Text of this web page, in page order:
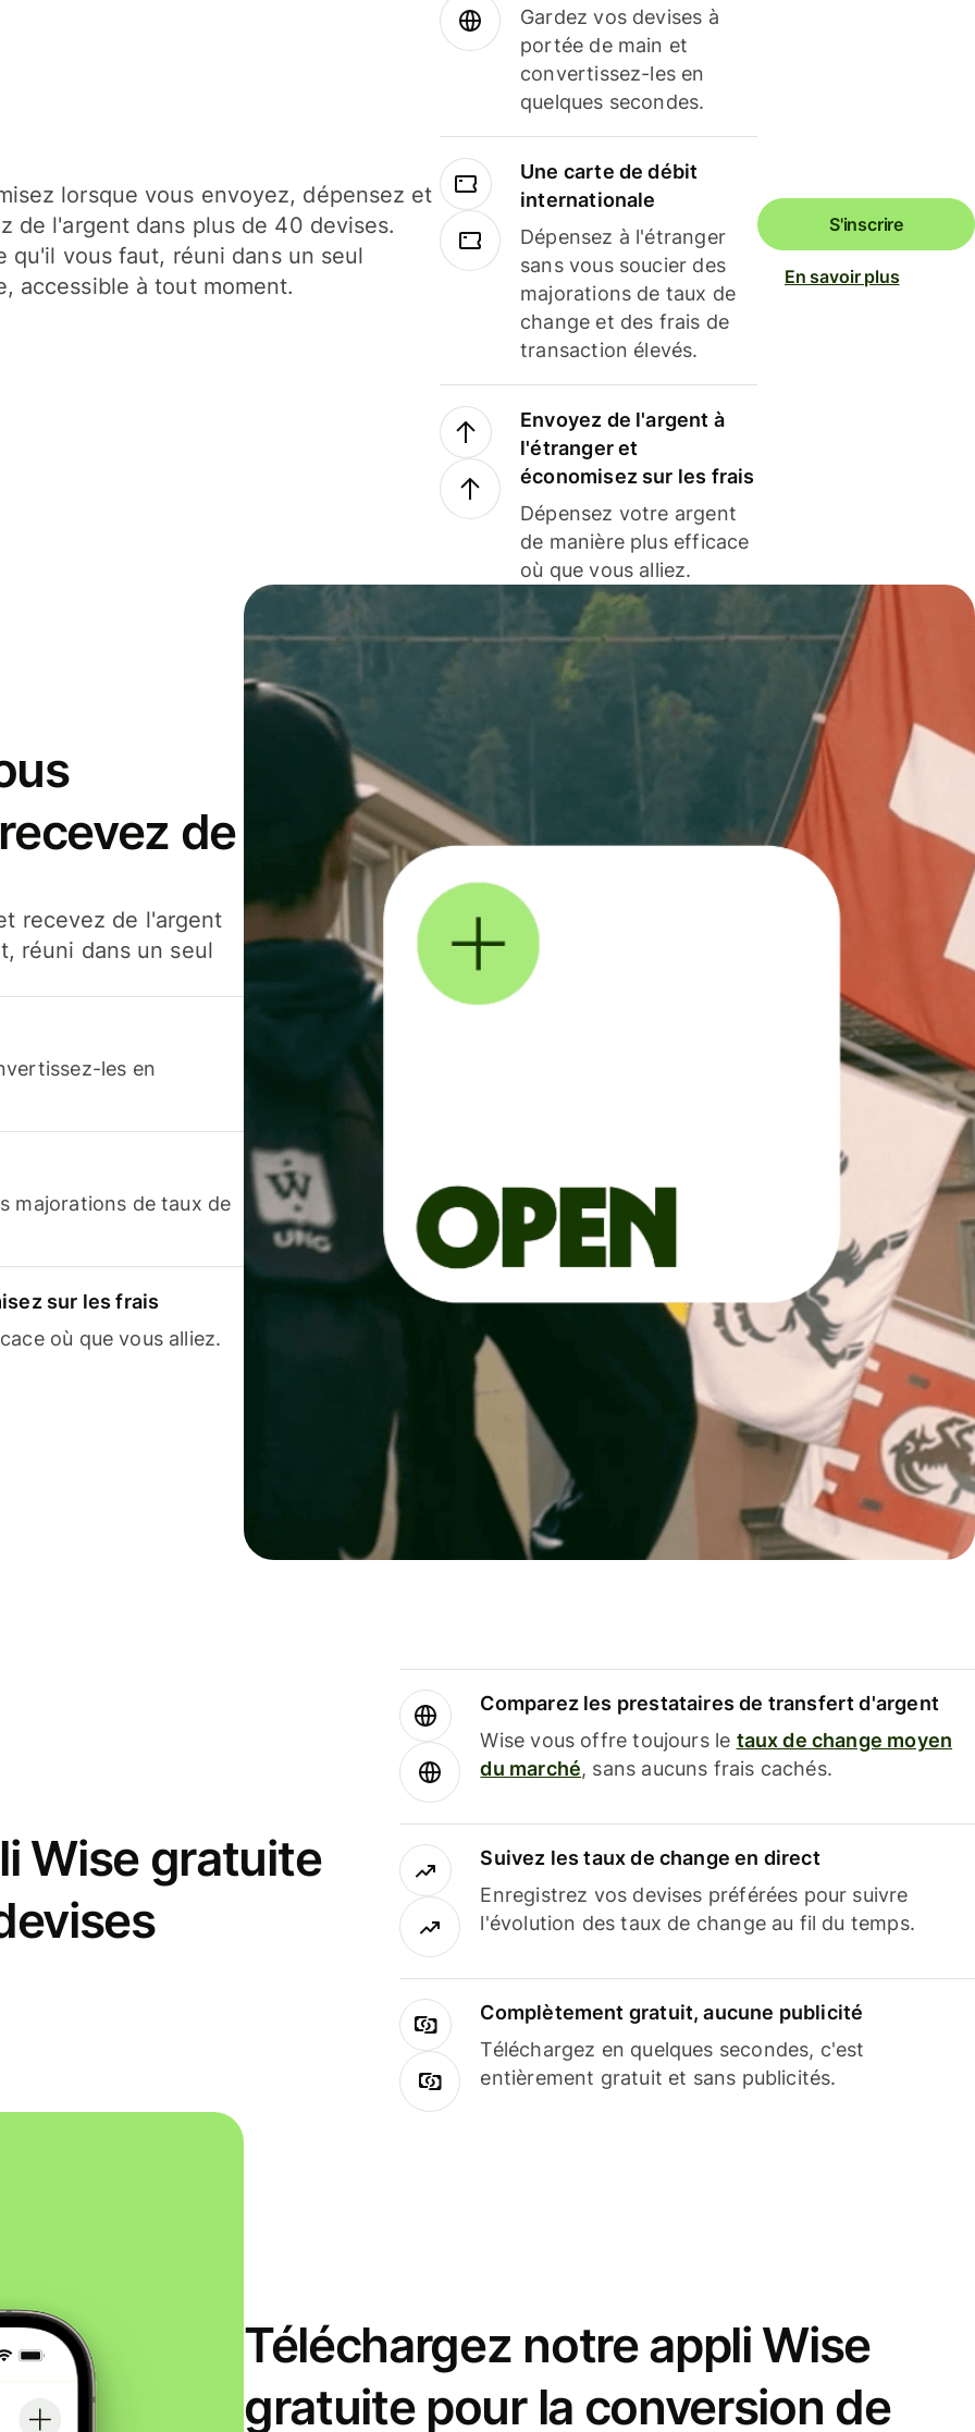
lorsque vous envoyez, dépensez et
de l'argent dans plus de 40 devises.
qu'il vous faut, réuni dans un seul
accessible à tout moment.
Gardez vos devises à
portée de main et
convertissez-les en
quelques secondes.
Une carte de débit
internationale
Dépensez à l'étranger
sans vous soucier des
majorations de taux de
change et des frais de
transaction élevés.
Envoyez de l'argent à
l'étranger et
économisez sur les frais
Dépensez votre argent
de manière plus efficace
où que vous alliez.
S'inscrire
En savoir plus
de
recevez de l'argent
réuni dans un seul
les en
majorations de taux de
sur les frais
où que vous alliez.
Wise gratuite
Comparez les prestataires de transfert d'argent
Wise vous offre toujours le taux de change moyen
du marché, sans aucuns frais cachés.
Suivez les taux de change en direct
Enregistrez vos devises préférées pour suivre
l'évolution des taux de change au fil du temps.
Complètement gratuit, aucune publicité
Téléchargez en quelques secondes, c'est
entièrement gratuit et sans publicités.
Téléchargez notre appli Wise
gratuite pour la conversion de